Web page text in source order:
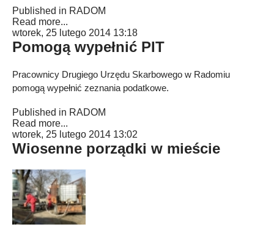
Published in RADOM
Read more...
wtorek, 25 lutego 2014 13:18
Pomogą wypełnić PIT
Pracownicy Drugiego Urzędu Skarbowego w Radomiu
pomogą wypełnić zeznania podatkowe.
Published in RADOM
Read more...
wtorek, 25 lutego 2014 13:02
Wiosenne porządki w mieście